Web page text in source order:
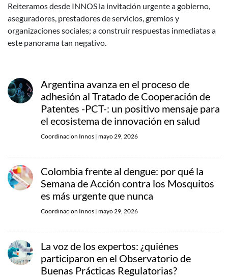
Reiteramos desde INNOS la invitación urgente a gobierno,
aseguradores, prestadores de servicios, gremios y
organizaciones sociales; a construir respuestas inmediatas a
este panorama tan negativo.
Argentina avanza en el proceso de
adhesión al Tratado de Cooperación de
Patentes -PCT-: un positivo mensaje para
el ecosistema de innovación en salud
Coordinacion Innos | mayo 29, 2026
Colombia frente al dengue: por qué la
Semana de Acción contra los Mosquitos
es más urgente que nunca
Coordinacion Innos | mayo 29, 2026
La voz de los expertos: ¿quiénes
participaron en el Observatorio de
Buenas Prácticas Regulatorias?